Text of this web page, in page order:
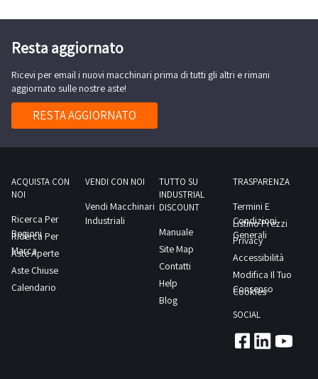
Route
Sega
da
banco
Salvarani
300-
Minuteira
molto
37cm.Macchina
utilizzata
per
eseguire
Rover
9.50
sprovvisto
di
computer
-
Piallatrice
filo
Group
Resta aggiornato
Ricevi per email i nuovi macchinari prima di tutti gli altri e rimani
aggiornato sulle nostre aste!
RESTA AGGIORNATO
ACQUISTA CON
NOI
Ricerca Per
Regioni
Ricerca Per
Marca
Aste Aperte
Aste Chiuse
Calendario
VENDI CON NOI
Vendi Macchinari
Industriali
TUTTO SU
INDUSTRIAL
DISCOUNT
Manuale
Site Map
Contatti
Help
Blog
TRASPARENZA
Termini E
Condizioni
Generali
Listino Prezzi
Privacy
Accessibilità
Modifica Il Tuo
Consenso
Cookies
SOCIAL